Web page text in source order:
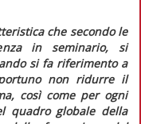
che secondo le
in seminario, si
si fa riferimento a
non ridurre il
così come per ogni
quadro globale della